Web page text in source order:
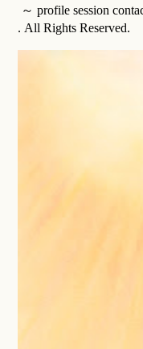
～ profile session
. All Rights Reserved.